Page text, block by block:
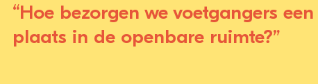
“Hoe bezorgen we voetgangers
plaats in de openbare ruimte?”